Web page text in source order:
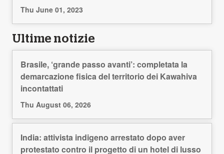
Thu June 01, 2023
Ultime notizie
Brasile, ‘grande passo avanti’: completata la
demarcazione fisica del territorio dei Kawahiva
incontattati
Thu August 06, 2026
India: attivista indigeno arrestato dopo aver
protestato contro il progetto di un hotel di lusso